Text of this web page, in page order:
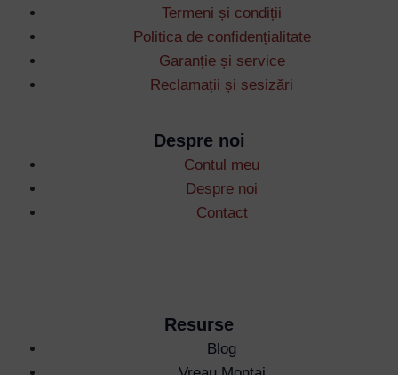
Termeni și condiții
Politica de confidențialitate
Garanție și service
Reclamații și sesizări
Despre noi
Contul meu
Despre noi
Contact
Resurse
Blog
Username or Email Address
Remember Me